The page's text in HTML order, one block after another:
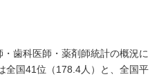
歯科医師・薬剤師統計の概況に
全国41位（178.4人）と、全国平